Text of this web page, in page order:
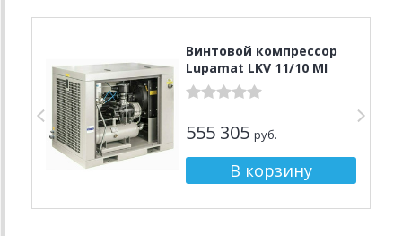
Винтовой компрессор
Lupamat LKV 11/10 MI
555 305 руб.